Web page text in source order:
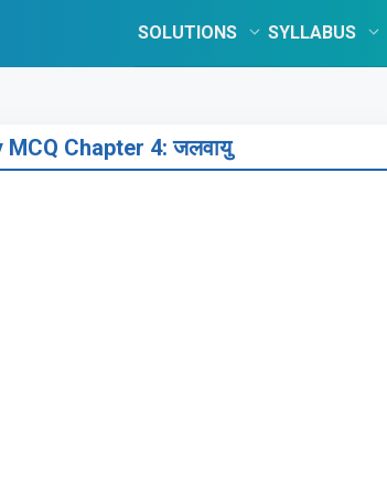
SOLUTIONS SYLLABUS
Chapter 4: जलवायु